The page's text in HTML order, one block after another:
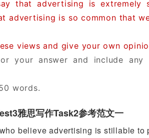
that advertising is
advertising is so common that
views and give your own
your answer and include
words.
雅思写作Task2参考范文一
believe advertising is stillable